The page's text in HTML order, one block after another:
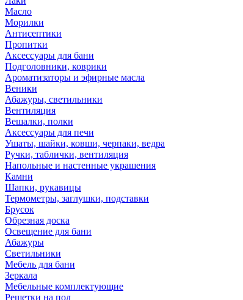
Масло
Морилки
Антисептики
Пропитки
Аксессуары для бани
Подголовники, коврики
Ароматизаторы и эфирные масла
Веники
Абажуры, светильники
Вентиляция
Вешалки, полки
Аксессуары для печи
Ушаты, шайки, ковши, черпаки, ведра
Ручки, таблички, вентиляция
Напольные и настенные украшения
Камни
Шапки, рукавицы
Термометры, заглушки, подставки
Брусок
Обрезная доска
Освещение для бани
Абажуры
Светильники
Мебель для бани
Зеркала
Мебельные комплектующие
Решетки на пол